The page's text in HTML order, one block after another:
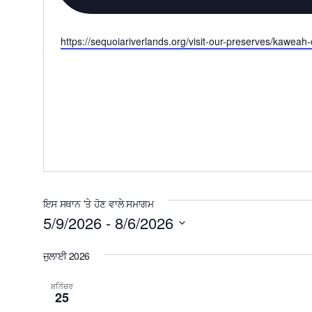
ਵੈੱਬਸਾਈਟ
https://sequoiariverlands.org/visit-our-preserves/
ਇਸ ਸਥਾਨ 'ਤੇ ਹੋਣ ਵਾਲੇ ਸਮਾਗਮ
5/9/2026 - 8/6/2026
ਜੁਲਾਈ 2026
ਸ਼ਨਿੱਚਰ
25